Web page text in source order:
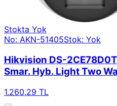
Stokta Yok
No: AKN-51405Stok: Yok
Hikvision DS-
Smar. Hyb. Light Two
1.260,29 TL